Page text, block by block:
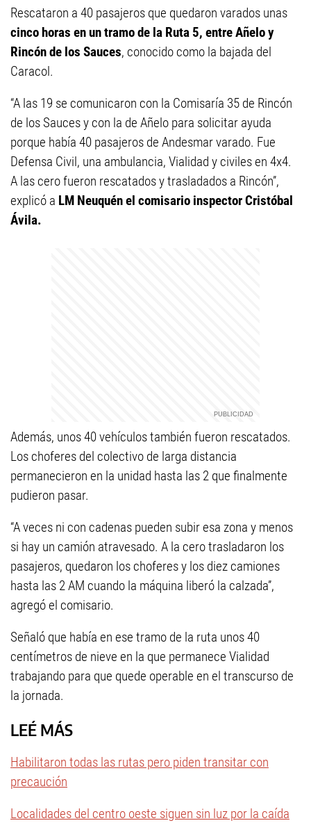
Rescataron a 40 pasajeros que quedaron varados unas
cinco horas en un tramo de la Ruta 5, entre Añelo y
Rincón de los Sauces, conocido como la bajada del
Caracol.
“A las 19 se comunicaron con la Comisaría 35 de Rincón
de los Sauces y con la de Añelo para solicitar ayuda
porque había 40 pasajeros de Andesmar varado. Fue
Defensa Civil, una ambulancia, Vialidad y civiles en 4x4.
A las cero fueron rescatados y trasladados a Rincón”,
explicó a LM Neuquén el comisario inspector Cristóbal
Ávila.
Además, unos 40 vehículos también fueron rescatados.
Los choferes del colectivo de larga distancia
permanecieron en la unidad hasta las 2 que finalmente
pudieron pasar.
“A veces ni con cadenas pueden subir esa zona y menos
si hay un camión atravesado. A la cero trasladaron los
pasajeros, quedaron los choferes y los diez camiones
hasta las 2 AM cuando la máquina liberó la calzada”,
agregó el comisario.
Señaló que había en ese tramo de la ruta unos 40
centímetros de nieve en la que permanece Vialidad
trabajando para que quede operable en el transcurso de
la jornada.
LEÉ MÁS
Habilitaron todas las rutas pero piden transitar con
precaución
Localidades del centro oeste siguen sin luz por la caída